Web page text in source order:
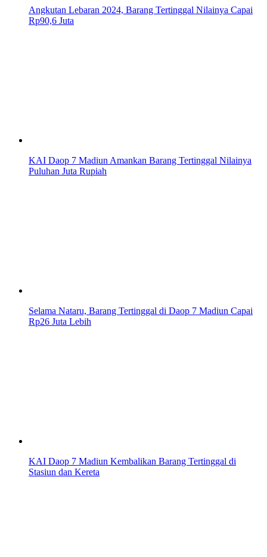
Angkutan Lebaran 2024, Barang Tertinggal Nilainya Capai
Rp90,6 Juta
KAI Daop 7 Madiun Amankan Barang Tertinggal Nilainya
Puluhan Juta Rupiah
Selama Nataru, Barang Tertinggal di Daop 7 Madiun Capai
Rp26 Juta Lebih
KAI Daop 7 Madiun Kembalikan Barang Tertinggal di
Stasiun dan Kereta